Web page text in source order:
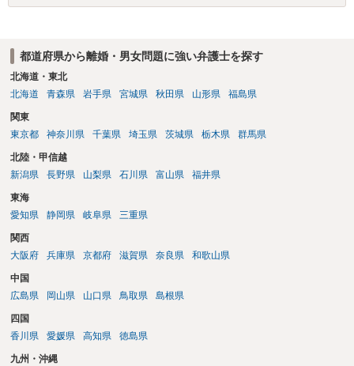
なので、例えば、医学上確立されているPTSDの診断基準に合致した説
護士へ依頼しても苦労することが強く予想されるところです。、もし
本人申立てをお考えであれば、医学知識はもちろん法律知識も要求さ
れますので、性急な申立てをせず、知識と資料をしっかりと揃えて、
都道府県から離婚・男女問題に強い弁護士を探す
北海道・東北
北海道
青森県 岩手県 宮城県 秋田県 山形県 福島県
関東
東京都
神奈川県 千葉県 埼玉県 茨城県 栃木県 群馬県
北陸・甲信越
新潟県
長野県 山梨県 石川県 富山県 福井県
東海
愛知県
静岡県 岐阜県 三重県
関西
大阪府
兵庫県 京都府 滋賀県 奈良県 和歌山県
中国
広島県
岡山県 山口県 鳥取県 島根県
四国
香川県
愛媛県 高知県 徳島県
九州・沖縄